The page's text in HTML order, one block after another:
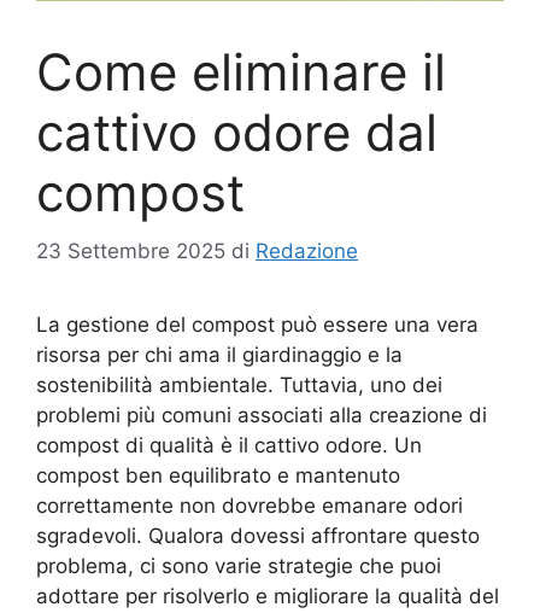
Come eliminare il
cattivo odore dal
compost
23 Settembre 2025 di Redazione
La gestione del compost può essere una vera
risorsa per chi ama il giardinaggio e la
sostenibilità ambientale. Tuttavia, uno dei
problemi più comuni associati alla creazione di
compost di qualità è il cattivo odore. Un
compost ben equilibrato e mantenuto
correttamente non dovrebbe emanare odori
sgradevoli. Qualora dovessi affrontare questo
problema, ci sono varie strategie che puoi
adottare per risolverlo e migliorare la qualità del